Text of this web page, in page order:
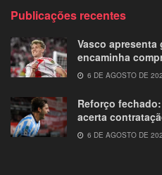
Publicações recentes
Vasco apresenta
encaminha
6 DE AGOSTO DE
Reforço
acerta
6 DE AGOSTO DE